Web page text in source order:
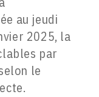
au jeudi
2025, la
par
le